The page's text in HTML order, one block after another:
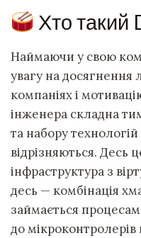
Хто такий
Наймаючи у свою
увагу на
компаніях і
інженера складна
та набору
відрізняються. Десь
інфраструктура з
десь — комбінація
займається
до мікроконтролерів